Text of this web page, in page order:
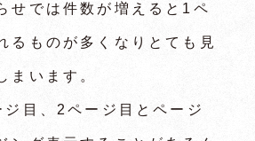
せでは件数が増えると1ペ
るものが多くなりとても見
まいます。
目、2ページ目とページ